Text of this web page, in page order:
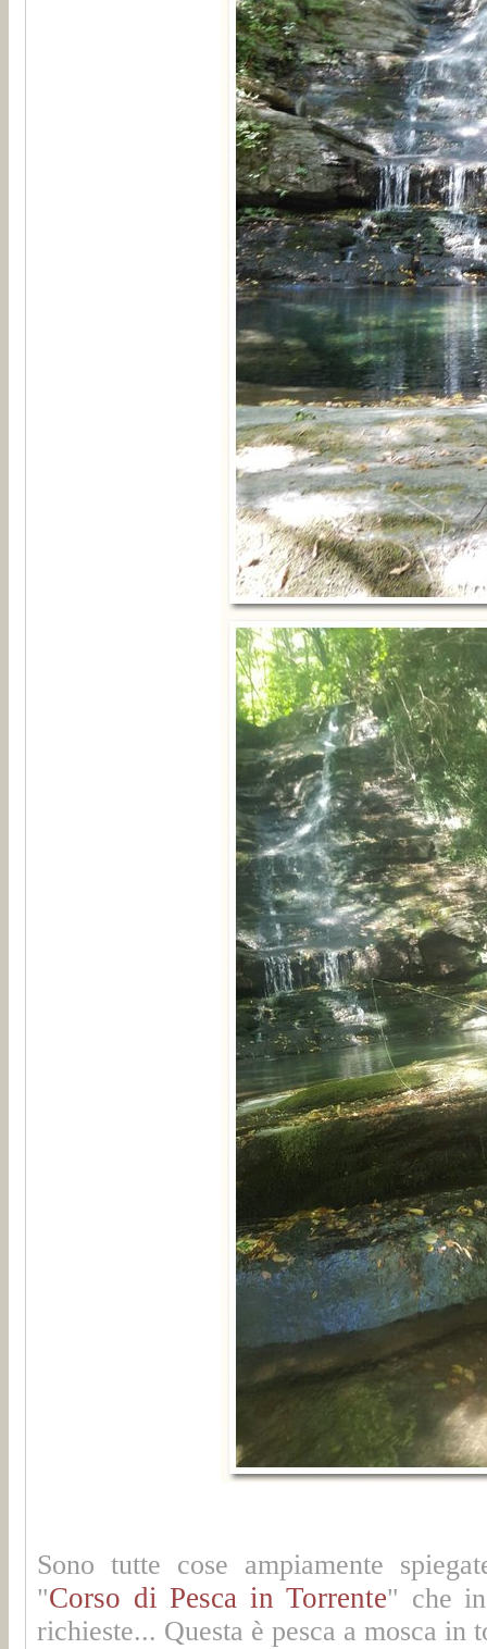
Sono tutte cose ampiamente
"Corso di Pesca in Torrente" che
richieste... Questa è pesca a mosca